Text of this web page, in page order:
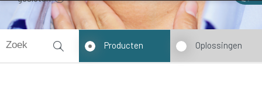
Producten Oplossingen